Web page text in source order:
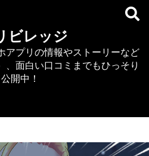
ビレッジ
アプリの情報やストーリーなど
、面白い口コミまでもひっそり
開中！